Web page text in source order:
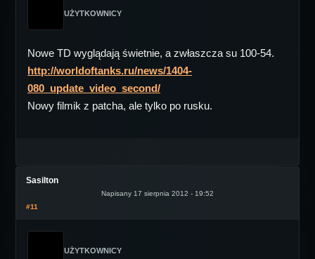
UŻYTKOWNICY
Nowe TD wyglądają świetnie, a zwłaszcza su 100-54.
http://worldoftanks.ru/news/1404-
080_update_video_second/
Nowy filmik z patcha, ale tylko po rusku.
Sasilton
Napisany 17 sierpnia 2012 - 19:52
#11
UŻYTKOWNICY